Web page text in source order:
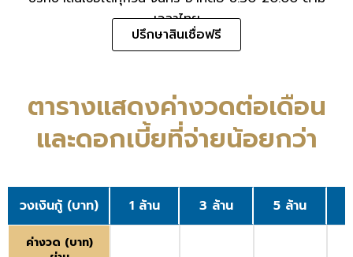
เวลาไทย
ปรึกษาสินเชื่อฟรี
ตารางแสดงค่างวดต่อเดือน
และดอกเบี้ยที่จ่ายน้อยกว่า
วงเงินกู้ (บาท) 1 ล้าน 3 ล้าน 5 ล้าน
ค่างวด (บาท)